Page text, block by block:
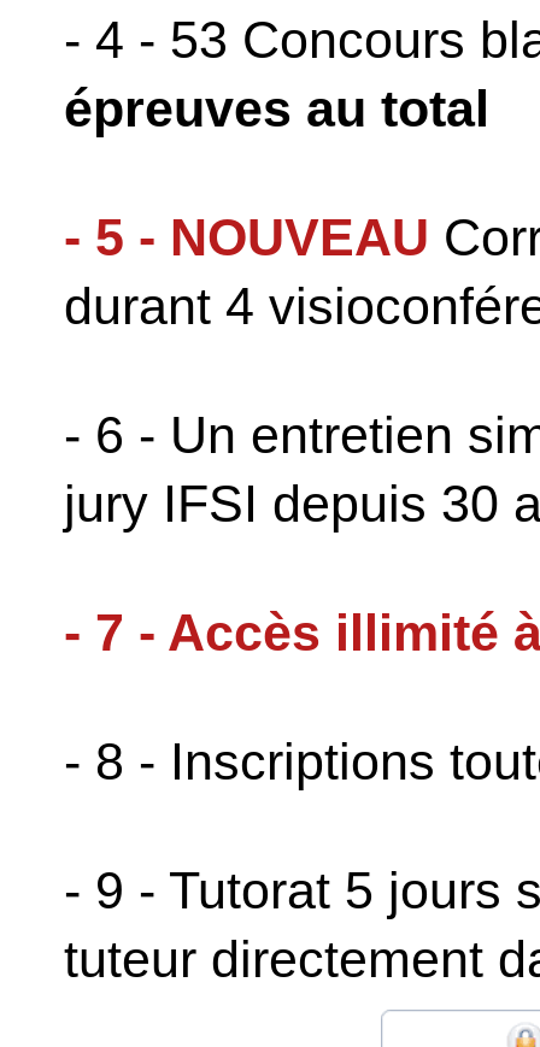
- 4 - 53 Concours
épreuves au total
- 5 - NOUVEAU
durant 4
- 6 - Un entretien
jury IFSI depuis 30
- 7 - Accès illimité
- 8 - Inscriptions
- 9 - Tutorat 5 jours
tuteur directement